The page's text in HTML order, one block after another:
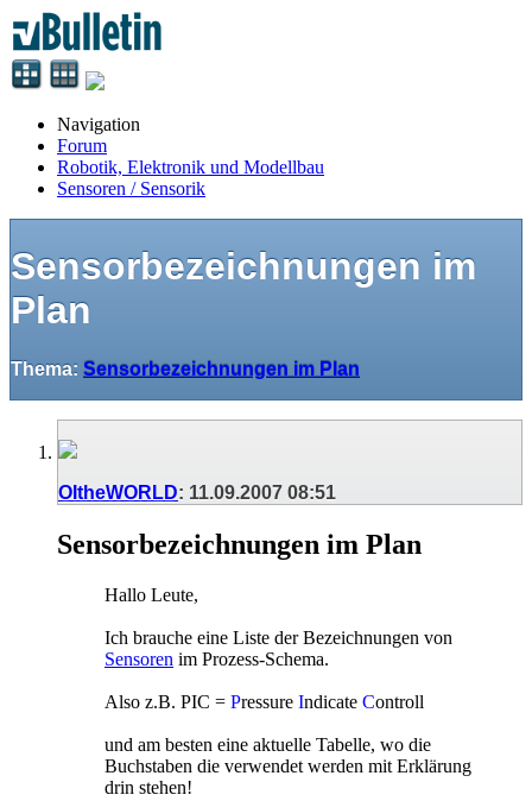
Navigation
Forum
Robotik, Elektronik und Modellbau
Sensoren / Sensorik
Sensorbezeichnungen im
Plan
Thema: Sensorbezeichnungen im Plan
OItheWORLD: 11.09.2007 08:51
Sensorbezeichnungen im Plan
Hallo Leute,
Ich brauche eine Liste der Bezeichnungen von
Sensoren im Prozess-Schema.
Also z.B. PIC = Pressure Indicate Controll
und am besten eine aktuelle Tabelle, wo die
Buchstaben die verwendet werden mit Erklärung
drin stehen!